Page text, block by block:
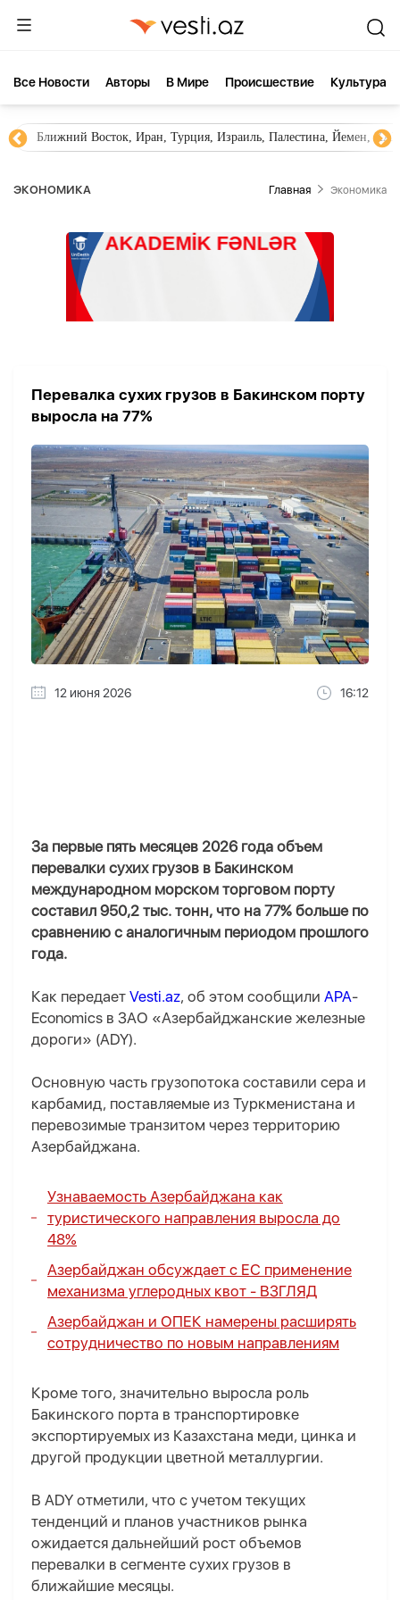
Все Новости Aвторы В Мире Происшествие Культура
Ближний Восток, Иран, Турция, Израиль, Палестина, Йемен,
ЭКОНОМИКА Главная Экономика
Перевалка сухих грузов в Бакинском порту
выросла на 77%
12 июня 2026 16:12
За первые пять месяцев 2026 года объем
перевалки сухих грузов в Бакинском
международном морском торговом порту
составил 950,2 тыс. тонн, что на 77% больше по
сравнению с аналогичным периодом прошлого
года.
Как передает Vesti.az, об этом сообщили APA-
Economics в ЗАО «Азербайджанские железные
дороги» (ADY).
Основную часть грузопотока составили сера и
карбамид, поставляемые из Туркменистана и
перевозимые транзитом через территорию
Азербайджана.
Узнаваемость Азербайджана как
туристического направления выросла до
48%
Азербайджан обсуждает с ЕС применение
механизма углеродных квот - ВЗГЛЯД
Азербайджан и ОПЕК намерены расширять
сотрудничество по новым направлениям
Кроме того, значительно выросла роль
Бакинского порта в транспортировке
экспортируемых из Казахстана меди, цинка и
другой продукции цветной металлургии.
В ADY отметили, что с учетом текущих
тенденций и планов участников рынка
ожидается дальнейший рост объемов
перевалки в сегменте сухих грузов в
ближайшие месяцы.